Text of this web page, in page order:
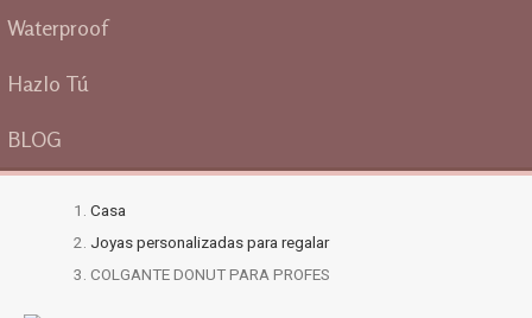
Waterproof
Hazlo Tú
BLOG
Casa
Joyas personalizadas para regalar
COLGANTE DONUT PARA PROFES